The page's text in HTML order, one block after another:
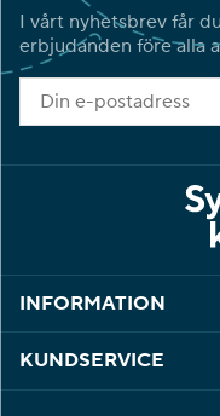
I vårt nyhetsbrev får
erbjudanden före alla
INFORMATION
KUNDSERVICE